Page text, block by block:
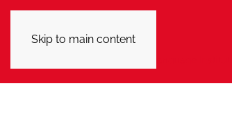
Skip to main content